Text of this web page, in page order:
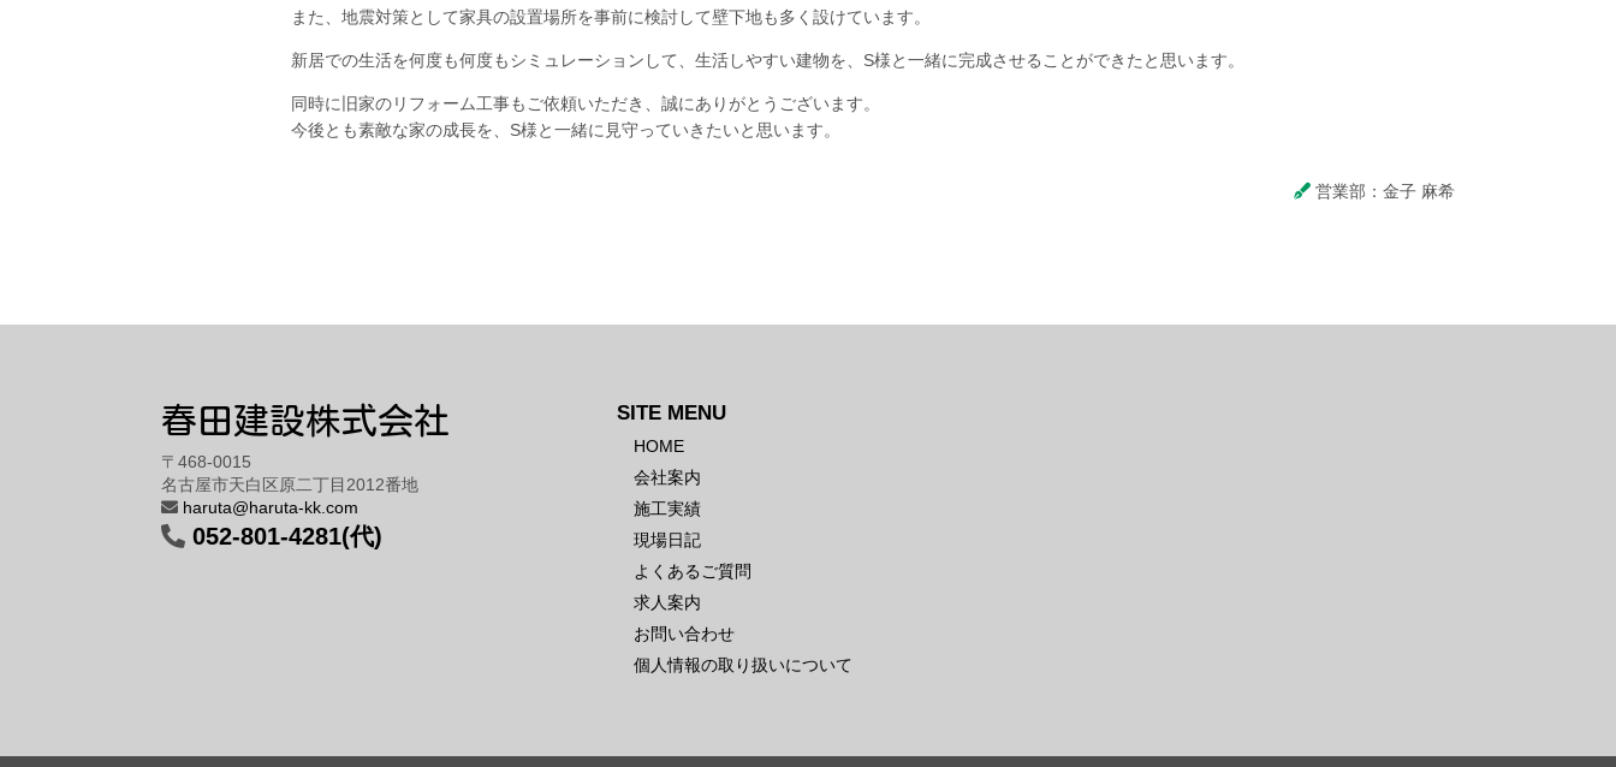
また、地震対策として家具の設置場所を事前に検討して壁下地も多く設けています。
新居での生活を何度も何度もシミュレーションして、生活しやすい建物を、S様と一緒に完成させることができたと思います。
同時に旧家のリフォーム工事もご依頼いただき、誠にありがとうございます。
今後とも素敵な家の成長を、S様と一緒に見守っていきたいと思います。
営業部：金子 麻希
春田建設株式会社
〒468-0015
名古屋市天白区原二丁目2012番地
haruta@haruta-kk.com
052-801-4281(代)
SITE MENU
HOME
会社案内
施工実績
現場日記
よくあるご質問
求人案内
お問い合わせ
個人情報の取り扱いについて